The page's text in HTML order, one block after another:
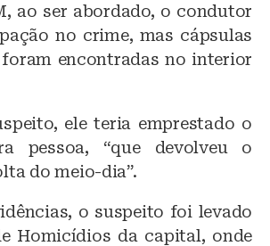
ao ser abordado, o condutor
no crime, mas cápsulas
foram encontradas no interior
ele teria emprestado o
pessoa, “que devolveu o
do meio-dia”.
o suspeito foi levado
Homicídios da capital, onde